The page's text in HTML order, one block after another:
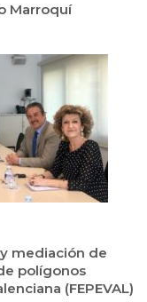
Marroquí
mediación de
polígonos
(FEPEVAL)